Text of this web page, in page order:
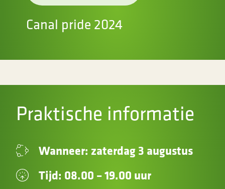
Canal pride 2024
Praktische informatie
Wanneer: zaterdag 3 augustus
Tijd: 08.00 – 19.00 uur